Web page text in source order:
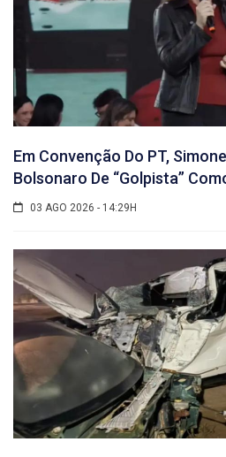
Em Convenção Do PT,
Bolsonaro De “golpista”
03 AGO 2026 - 14:29H